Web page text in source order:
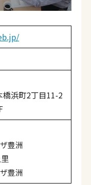
橋浜町2丁目11-2
豊洲
豊洲